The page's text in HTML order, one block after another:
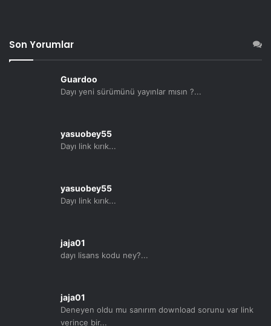
Son Yorumlar
Guardoo
Dayı yeni sürümünü yayınlar mısın ?...
yasuobey55
Dayı link kırık...
yasuobey55
Dayı link kırık...
jaja01
dayı lisans kodu ney?...
jaja01
Deneyen oldu mu sanırım download sorunu var link
verince bir...